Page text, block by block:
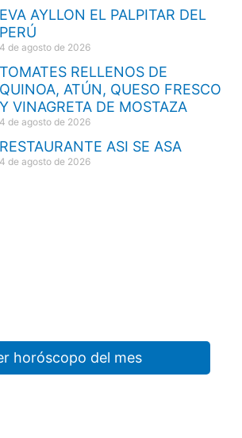
EVA AYLLON EL PALPITAR DEL
PERÚ
4 de agosto de 2026
TOMATES RELLENOS DE
QUINOA, ATÚN, QUESO FRESCO
Y VINAGRETA DE MOSTAZA
4 de agosto de 2026
RESTAURANTE ASI SE ASA
4 de agosto de 2026
horóscopo del mes